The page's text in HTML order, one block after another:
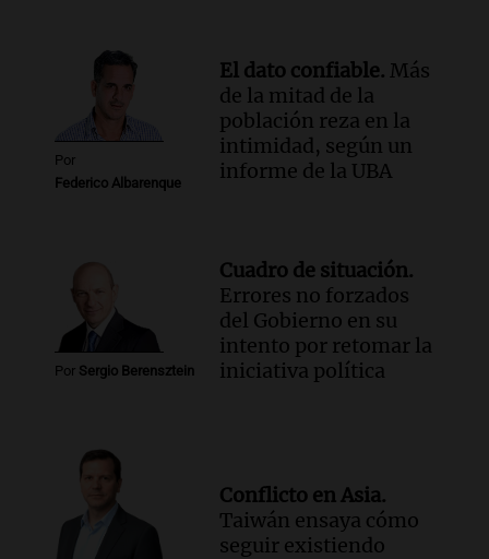
Por
Federico Albarenque
El dato confiable. Más
de la mitad de la
población reza en la
intimidad, según un
informe de la UBA
Por Sergio Berensztein
Cuadro de situación.
Errores no forzados
del Gobierno en su
intento por retomar la
iniciativa política
Conflicto en Asia.
Taiwán ensaya cómo
seguir existiendo